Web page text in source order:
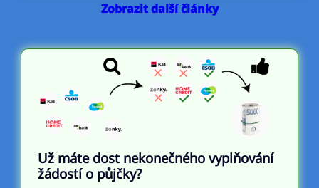
Zobrazit další články
Už máte dost nekonečného vyplňování
žádostí o půjčky?